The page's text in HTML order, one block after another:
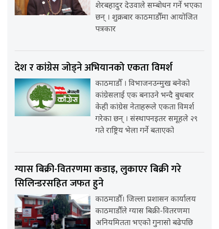
शेरबहादुर देउवाले सम्बोधन गर्ने भएका
छन् । शुक्रबार काठमाडौँमा आयोजित
पत्रकार
देश र कांग्रेस जोड्ने अभियानको एकता विमर्श
काठमाडौँ । विभाजनउन्मुख बनेको
कांग्रेसलाई एक बनाउने भन्दै बुधबार
केही कांग्रेस नेताहरूले एकता विमर्श
गरेका छन् । संस्थापनइतर समूहले २९
गते राष्ट्रिय भेला गर्ने बताएको
ग्यास बिक्री-वितरणमा कडाइ, लुकाएर बिक्री गरे
सिलिन्डरसहित जफत हुने
काठमाडौँ। जिल्ला प्रशासन कार्यालय
काठमाडौँले ग्यास बिक्री-वितरणमा
अनियमितता भएको गुनासो बढेपछि